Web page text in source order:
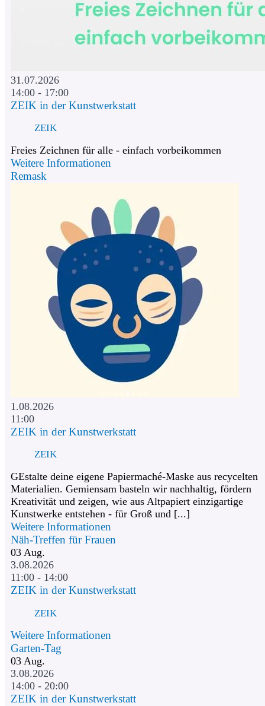
31.07.2026
14:00 - 17:00
ZEIK in der Kunstwerkstatt
ZEIK
Freies Zeichnen für alle - einfach vorbeikommen
Weitere Informationen
Remask
1.08.2026
11:00
ZEIK in der Kunstwerkstatt
ZEIK
GEstalte deine eigene Papiermaché-Maske aus recycelten
Materialien. Gemiensam basteln wir nachhaltig, fördern
Kreativität und zeigen, wie aus Altpapiert einzigartige
Kunstwerke entstehen - für Groß und [...]
Weitere Informationen
Näh-Treffen für Frauen
03 Aug.
3.08.2026
11:00 - 14:00
ZEIK in der Kunstwerkstatt
ZEIK
Weitere Informationen
Garten-Tag
03 Aug.
3.08.2026
14:00 - 20:00
ZEIK in der Kunstwerkstatt